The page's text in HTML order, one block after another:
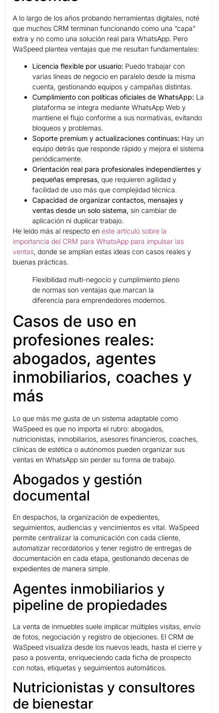
A lo largo de los años probando herramientas digitales, noté
que muchos CRM terminan funcionando como una “capa”
extra y no como una solución real para WhatsApp. Pero
WaSpeed plantea ventajas que me resultan fundamentales:
Licencia flexible por usuario: Puedo trabajar con
varias líneas de negocio en paralelo desde la misma
cuenta, gestionando equipos y campañas distintas.
Cumplimiento con políticas oficiales de WhatsApp: La
plataforma se integra mediante WhatsApp Web y
mantiene el flujo conforme a sus normativas, evitando
bloqueos y problemas.
Soporte premium y actualizaciones continuas: Hay un
equipo detrás que responde rápido y mejora el sistema
periódicamente.
Orientación real para profesionales independientes y
pequeñas empresas, que requieren agilidad y
facilidad de uso más que complejidad técnica.
Capacidad de organizar contactos, mensajes y
ventas desde un solo sistema, sin cambiar de
aplicación ni duplicar trabajo.
He leído más al respecto en este artículo sobre la
importancia del CRM para WhatsApp para impulsar las
ventas, donde se amplían estas ideas con casos reales y
buenas prácticas.
Flexibilidad multi-negocio y cumplimiento pleno
de normas son ventajas que marcan la
diferencia para emprendedores modernos.
Casos de uso en
profesiones reales:
abogados, agentes
inmobiliarios, coaches y
más
Lo que más me gusta de un sistema adaptable como
WaSpeed es que no importa el rubro: abogados,
nutricionistas, inmobiliarios, asesores financieros, coaches,
clínicas de estética o autónomos pueden organizar sus
ventas en WhatsApp sin perder su forma de trabajo.
Abogados y gestión
documental
En despachos, la organización de expedientes,
seguimientos, audiencias y vencimientos es vital. WaSpeed
permite centralizar la comunicación con cada cliente,
automatizar recordatorios y tener registro de entregas de
documentación en cada etapa, gestionando decenas de
expedientes de manera simple.
Agentes inmobiliarios y
pipeline de propiedades
La venta de inmuebles suele implicar múltiples visitas, envío
de fotos, negociación y registro de objeciones. El CRM de
WaSpeed visualiza desde los nuevos leads, hasta el cierre y
paso a posventa, enriqueciendo cada ficha de prospecto
con notas, etiquetas y seguimientos automáticos.
Nutricionistas y consultores
de bienestar